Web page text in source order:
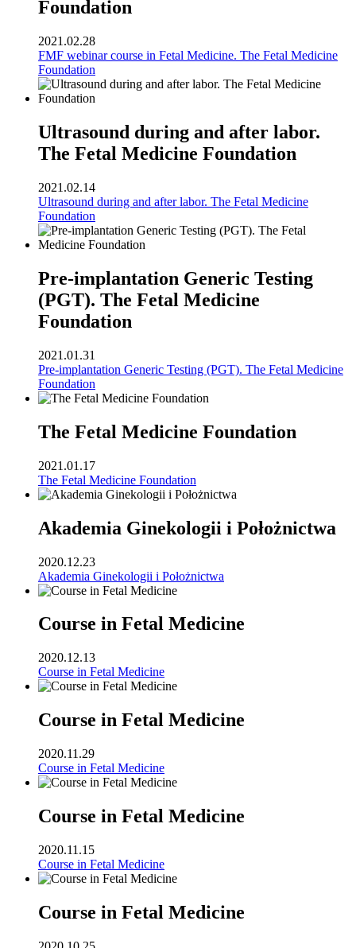
Foundation
2021.02.28
FMF webinar course in Fetal Medicine. The Fetal Medicine
Foundation
Ultrasound during and after labor.
The Fetal Medicine Foundation
2021.02.14
Ultrasound during and after labor. The Fetal Medicine
Foundation
Pre-implantation Generic Testing
(PGT). The Fetal Medicine
Foundation
2021.01.31
Pre-implantation Generic Testing (PGT). The Fetal Medicine
Foundation
The Fetal Medicine Foundation
2021.01.17
The Fetal Medicine Foundation
Akademia Ginekologii i Położnictwa
2020.12.23
Akademia Ginekologii i Położnictwa
Course in Fetal Medicine
2020.12.13
Course in Fetal Medicine
Course in Fetal Medicine
2020.11.29
Course in Fetal Medicine
Course in Fetal Medicine
2020.11.15
Course in Fetal Medicine
Course in Fetal Medicine